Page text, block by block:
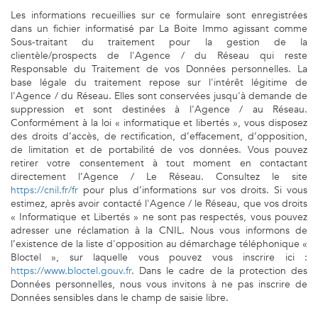
Les informations recueillies sur ce formulaire sont enregistrées
dans un fichier informatisé par La Boite Immo agissant comme
Sous-traitant du traitement pour la gestion de la
clientèle/prospects de l'Agence / du Réseau qui reste
Responsable du Traitement de vos Données personnelles. La
base légale du traitement repose sur l'intérêt légitime de
l'Agence / du Réseau. Elles sont conservées jusqu'à demande de
suppression et sont destinées à l'Agence / au Réseau.
Conformément à la loi « informatique et libertés », vous disposez
des droits d’accès, de rectification, d’effacement, d’opposition,
de limitation et de portabilité de vos données. Vous pouvez
retirer votre consentement à tout moment en contactant
directement l’Agence / Le Réseau. Consultez le site
https://cnil.fr/fr pour plus d’informations sur vos droits. Si vous
estimez, après avoir contacté l'Agence / le Réseau, que vos droits
« Informatique et Libertés » ne sont pas respectés, vous pouvez
adresser une réclamation à la CNIL. Nous vous informons de
l’existence de la liste d'opposition au démarchage téléphonique «
Bloctel », sur laquelle vous pouvez vous inscrire ici :
https://www.bloctel.gouv.fr. Dans le cadre de la protection des
Données personnelles, nous vous invitons à ne pas inscrire de
Données sensibles dans le champ de saisie libre.